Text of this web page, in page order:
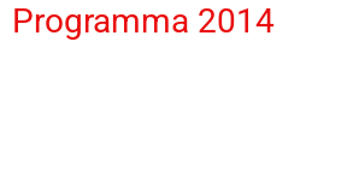
Programma 2014